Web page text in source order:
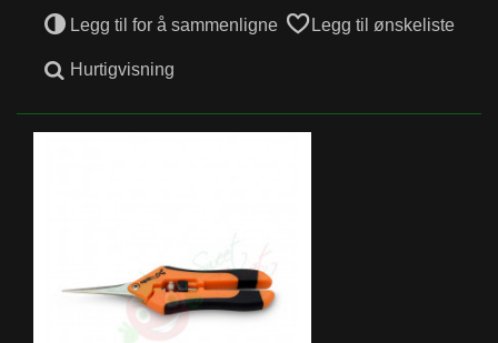
Legg til for å sammenligne Legg til ønskeliste
Hurtigvisning